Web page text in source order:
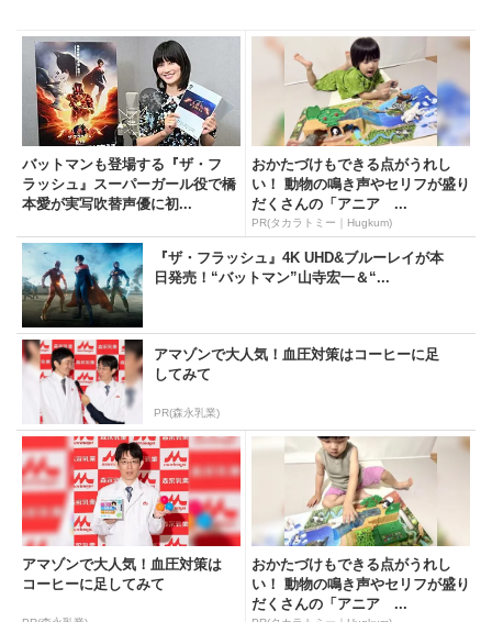
バットマンも登場する『ザ・フ
ラッシュ』スーパーガール役で橋
本愛が実写吹替声優に初...
おかたづけもできる点がうれし
い！ 動物の鳴き声やセリフが盛り
だくさんの「アニア ...
PR(タカラトミー｜Hugkum)
『ザ・フラッシュ』4K UHD&ブルーレイが本
日発売！“バットマン”山寺宏一＆“...
アマゾンで大人気！血圧対策はコーヒーに足
してみて
PR(森永乳業)
アマゾンで大人気！血圧対策は
コーヒーに足してみて
おかたづけもできる点がうれし
い！ 動物の鳴き声やセリフが盛り
だくさんの「アニア ...